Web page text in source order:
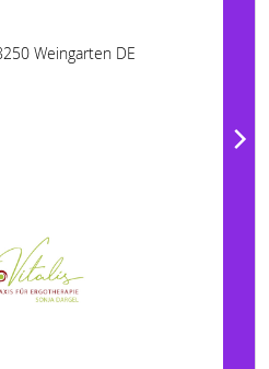
Weingarten DE